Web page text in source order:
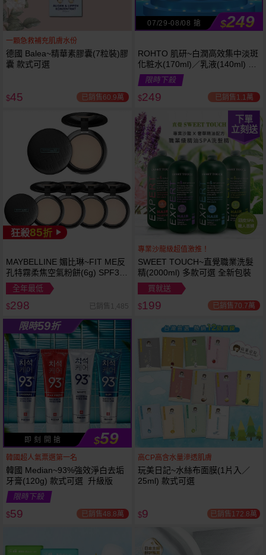
越多越
便宜 便宜
一顆急救補充肌膚水份
德國 Balea~精華素膠囊(7粒裝)膠
囊 款式可選
$45 已銷售60.9萬
07/29-08/08 搶 $249
ROHTO 肌研~白潤高效集中淡斑
化粧水(170ml)／乳液(140ml) 款
式可選
限時下殺
$249 已銷售1.1萬
狂殺85折
MAYBELLINE 媚比琳~FIT ME反
孔特霧柔焦空氣粉餅(6g) SPF32
PA+++ 款式可選 空氣小圓餅
全年最低
$298 已銷售1,485
下單
立刻送
專業沙龍級超值激推！
SWEET TOUCH~直覺職業洗髮
精(2000ml) 多款可選 全新包裝
買就送
$199 已銷售70.7萬
限時59折
即 刻 開 搶 $59
韓國超人氣票選第一名
韓國 Median~93%強效淨白去垢
牙膏(120g) 款式可選 升級版
限時下殺
$59 已銷售48.8萬
高CP高含水量滲透肌膚
玩美日記~水絲布面膜(1片入／
25ml) 款式可選
$9 已銷售172.8萬